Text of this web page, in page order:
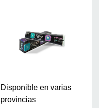
Disponible en varias
provincias